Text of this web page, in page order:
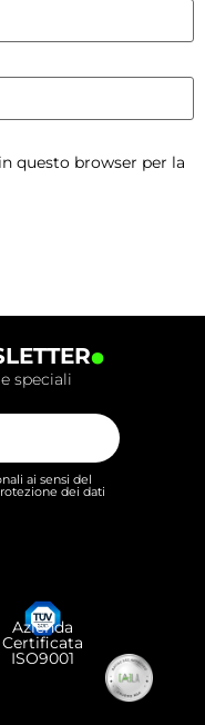
questo browser per la
.
speciali
ai sensi del
dei dati
Azienda
Certificata
ISO9001